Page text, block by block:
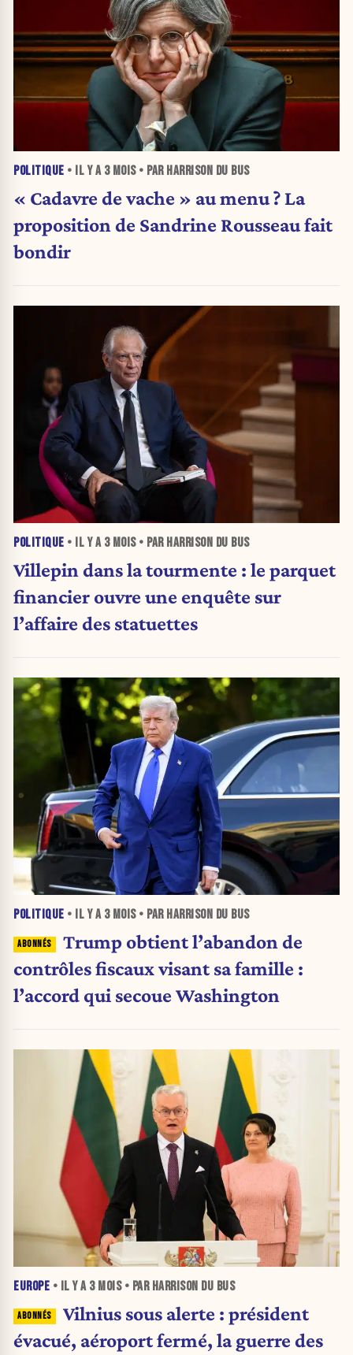
POLITIQUE • IL Y A 3 MOIS• PAR HARRISON DU BUS
« Cadavre de vache » au menu ? La
proposition de Sandrine Rousseau fait
bondir
POLITIQUE • IL Y A 3 MOIS• PAR HARRISON DU BUS
Villepin dans la tourmente : le parquet
financier ouvre une enquête sur
l’affaire des statuettes
POLITIQUE • IL Y A 3 MOIS• PAR HARRISON DU BUS
Trump obtient l’abandon de
contrôles fiscaux visant sa famille :
l’accord qui secoue Washington
EUROPE • IL Y A 3 MOIS• PAR HARRISON DU BUS
Vilnius sous alerte : président
évacué, aéroport fermé, la guerre des